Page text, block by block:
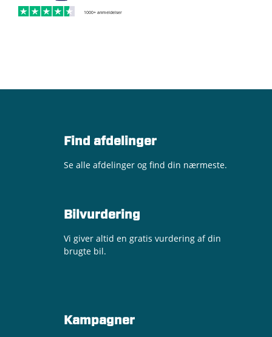
Find afdelinger
Se alle afdelinger og find din nærmeste.
Bilvurdering
Vi giver altid en gratis vurdering af din
brugte bil.
Kampagner